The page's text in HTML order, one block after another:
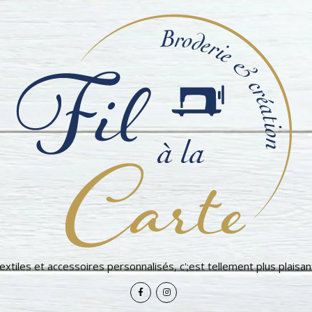
et accessoires personnalisés, c';est tellement plus